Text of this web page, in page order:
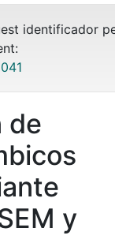
identificador
de
y